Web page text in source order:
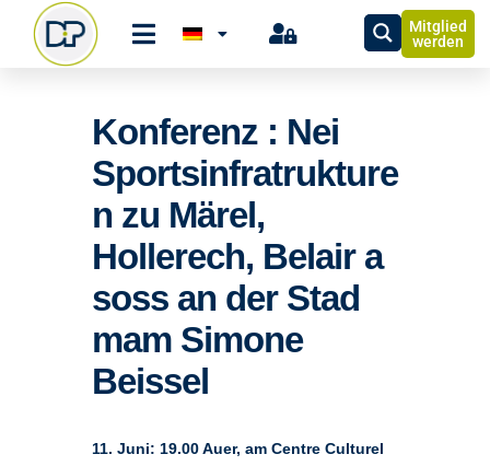
Mitglied
werden
Konferenz : Nei
Sportsinfratrukture
n zu Märel,
Hollerech, Belair a
soss an der Stad
mam Simone
Beissel
11. Juni: 19.00 Auer, am Centre Culturel